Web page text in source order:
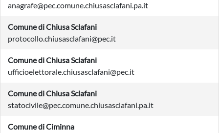
anagrafe@pec.comune.chiusasclafani.pa.it
Comune di Chiusa Sclafani
protocollo.chiusasclafani@pec.it
Comune di Chiusa Sclafani
ufficioelettorale.chiusasclafani@pec.it
Comune di Chiusa Sclafani
statocivile@pec.comune.chiusasclafani.pa.it
Comune di Ciminna